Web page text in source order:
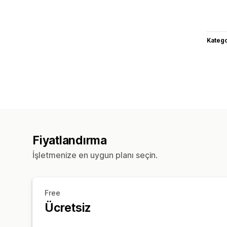
Fiyatlandırma
İşletmenize en uygun planı seçin.
Free
Ücretsiz